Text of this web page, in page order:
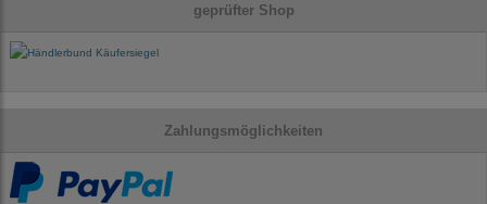
geprüfter Shop
Zahlungsmöglichkeiten